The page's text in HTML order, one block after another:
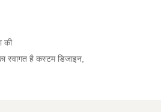
की
स्वागत है कस्टम डिजाइन,